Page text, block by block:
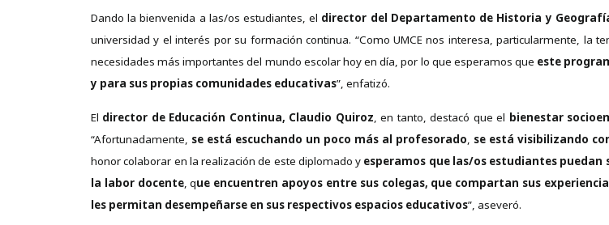
Dando la bienvenida a las/os estudiantes, el director del Departamento de Historia y
universidad y el interés por su formación continua. “Como UMCE nos interesa, particularmente,
necesidades más importantes del mundo escolar hoy en día, por lo que esperamos que este
y para sus propias comunidades educativas”, enfatizó.
El director de Educación Continua, Claudio Quiroz, en tanto, destacó que el bienestar
“Afortunadamente, se está escuchando un poco más al profesorado, se está visibilizando
honor colaborar en la realización de este diplomado y esperamos que las/os estudiantes puedan
la labor docente, que encuentren apoyos entre sus colegas, que compartan sus
les permitan desempeñarse en sus respectivos espacios educativos”, aseveró.